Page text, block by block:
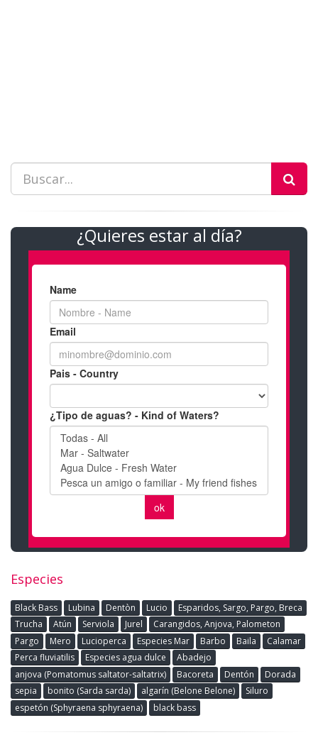
¿Quieres estar al día?
Especies
Black Bass Lubina Dentòn Lucio
Esparidos, Sargo, Pargo, Breca
Trucha
Atún Serviola Jurel
Carangidos, Anjova, Palometon
Pargo
Mero Lucioperca Especies Mar Barbo Baila
Calamar
Perca fluviatilis
Especies agua dulce
Abadejo
anjova (Pomatomus saltator-saltatrix)
Bacoreta Dentón
Dorada
sepia
bonito (Sarda sarda) algarín (Belone Belone)
Siluro
espetón (Sphyraena sphyraena)
black bass